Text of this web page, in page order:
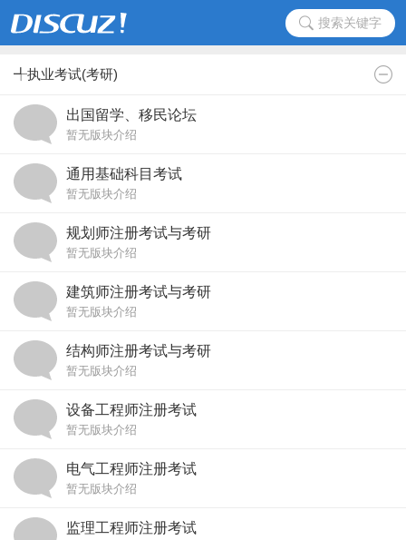
搜索关键字
╃执业考试(考研)
出国留学、移民论坛
暂无版块介绍
通用基础科目考试
暂无版块介绍
规划师注册考试与考研
暂无版块介绍
建筑师注册考试与考研
暂无版块介绍
结构师注册考试与考研
暂无版块介绍
设备工程师注册考试
暂无版块介绍
电气工程师注册考试
暂无版块介绍
监理工程师注册考试